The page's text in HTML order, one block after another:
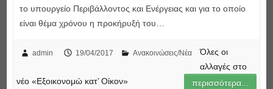
το υπουργείο Περιβάλλοντος και Ενέργειας και για το οποίο
είναι θέμα χρόνου η προκήρυξή του…
admin 19/04/2017 Ανακοινώσεις/Νέα
Όλες οι
αλλαγές στο
νέο «Εξοικονομώ κατ’ Οίκον»
περισσότερα...